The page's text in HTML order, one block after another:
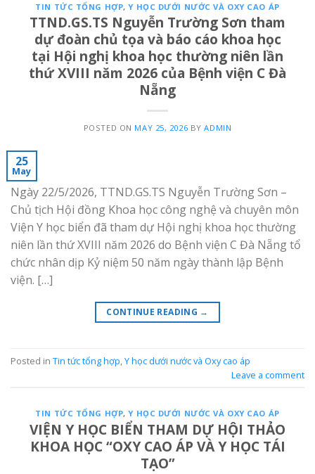
TIN TỨC TỔNG HỢP,Y HỌC DƯỚI NƯỚC VÀ OXY CAO ÁP
TTND.GS.TS Nguyễn Trường Sơn tham
dự đoàn chủ tọa và báo cáo khoa học
tại Hội nghị khoa học thường niên lần
thứ XVIII năm 2026 của Bệnh viện C Đà
Nẵng
POSTED ON MAY 25, 2026 BYADMIN
25
May
Ngày 22/5/2026, TTND.GS.TS Nguyễn Trường Sơn –
Chủ tịch Hội đồng Khoa học công nghệ và chuyên môn
Viện Y học biển đã tham dự Hội nghị khoa học thường
niên lần thứ XVIII năm 2026 do Bệnh viện C Đà Nẵng tổ
chức nhân dịp Kỷ niệm 50 năm ngày thành lập Bệnh
viện. […]
CONTINUE READING →
Posted in Tin tức tổng hợp,Y học dưới nước và Oxy cao áp
Leave a comment
TIN TỨC TỔNG HỢP,Y HỌC DƯỚI NƯỚC VÀ OXY CAO ÁP
VIỆN Y HỌC BIỂN THAM DỰ HỘI THẢO
KHOA HỌC “OXY CAO ÁP VÀ Y HỌC TÁI
TẠO”